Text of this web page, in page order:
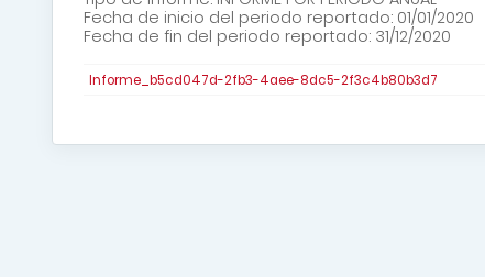
Fecha de inicio del periodo reportado: 01/01/2020
Fecha de fin del periodo reportado: 31/12/2020
Informe_b5cd047d-2fb3-4aee-8dc5-2f3c4b80b3d7